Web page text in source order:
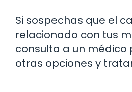
Si sospechas que el
relacionado con tus
consulta a un médico
otras opciones y